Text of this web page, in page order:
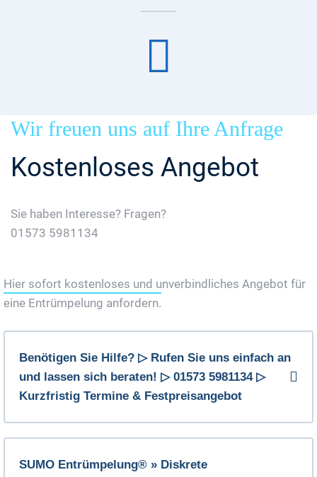
Wir freuen uns auf Ihre Anfrage
Kostenloses Angebot
Sie haben Interesse? Fragen?
01573 5981134
Hier sofort kostenloses und unverbindliches Angebot für
eine Entrümpelung anfordern.
Benötigen Sie Hilfe? ▷ Rufen Sie uns einfach an
und lassen sich beraten! ▷ 01573 5981134 ▷
Kurzfristig Termine & Festpreisangebot
SUMO Entrümpelung® » Diskrete